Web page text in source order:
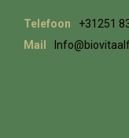
Telefoon
+31251
Mail